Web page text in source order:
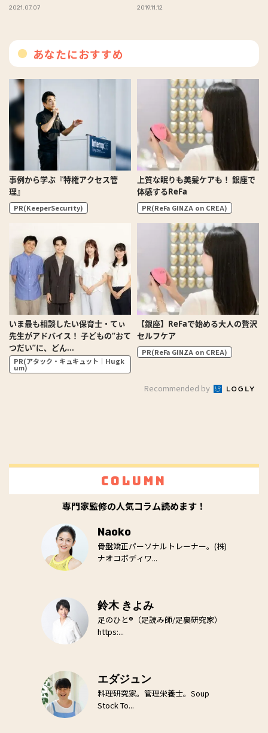
2021.07.07 2019.11.12
あなたにおすすめ
事例から学ぶ『特権アクセス管
理』
PR(KeeperSecurity)
上質な眠りも美髪ケアも！ 銀座で
体感するReFa
PR(ReFa GINZA on CREA)
いま最も相談したい保育士・てぃ
先生がアドバイス！ 子どもの“おて
つだい”に、どん...
PR(アタック・キュキュット｜Hugk
um)
【銀座】ReFaで始める大人の贅沢
セルフケア
PR(ReFa GINZA on CREA)
Recommended by
Column
専門家監修の人気コラム読めます！
Naoko
骨盤矯正パーソナルトレーナー。(株)
ナオコボディワ...
鈴木 きよみ
足のひと®（足読み師/足裏研究家）
https:...
エダジュン
料理研究家。管理栄養士。Soup
Stock To...